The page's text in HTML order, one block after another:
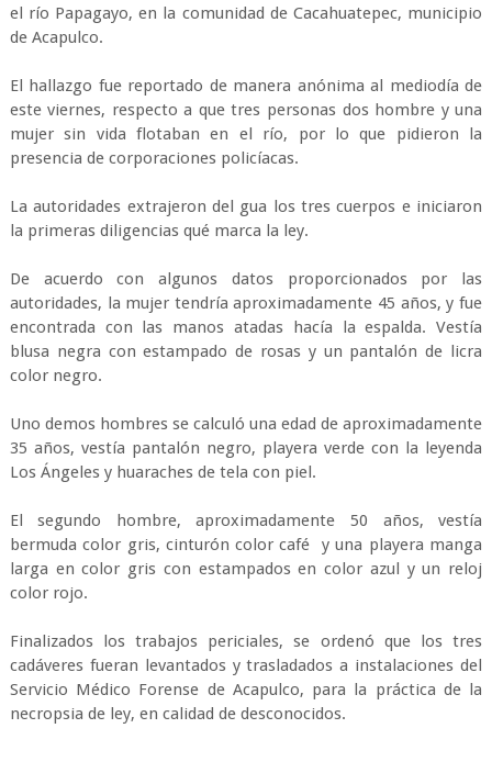
el río Papagayo, en la comunidad de Cacahuatepec, municipio
de Acapulco.
El hallazgo fue reportado de manera anónima al mediodía de
este viernes, respecto a que tres personas dos hombre y una
mujer sin vida flotaban en el río, por lo que pidieron la
presencia de corporaciones policíacas.
La autoridades extrajeron del gua los tres cuerpos e iniciaron
la primeras diligencias qué marca la ley.
De acuerdo con algunos datos proporcionados por las
autoridades, la mujer tendría aproximadamente 45 años, y fue
encontrada con las manos atadas hacía la espalda. Vestía
blusa negra con estampado de rosas y un pantalón de licra
color negro.
Uno demos hombres se calculó una edad de aproximadamente
35 años, vestía pantalón negro, playera verde con la leyenda
Los Ángeles y huaraches de tela con piel.
El segundo hombre, aproximadamente 50 años, vestía
bermuda color gris, cinturón color café y una playera manga
larga en color gris con estampados en color azul y un reloj
color rojo.
Finalizados los trabajos periciales, se ordenó que los tres
cadáveres fueran levantados y trasladados a instalaciones del
Servicio Médico Forense de Acapulco, para la práctica de la
necropsia de ley, en calidad de desconocidos.